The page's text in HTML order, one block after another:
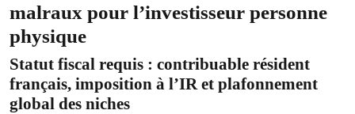
malraux pour l’investisseur personne
physique
Statut fiscal requis : contribuable résident
français, imposition à l’IR et plafonnement
global des niches